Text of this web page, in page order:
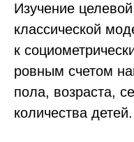
Изучение
классической
к
ровным счетом
пола, возраста,
количества детей.